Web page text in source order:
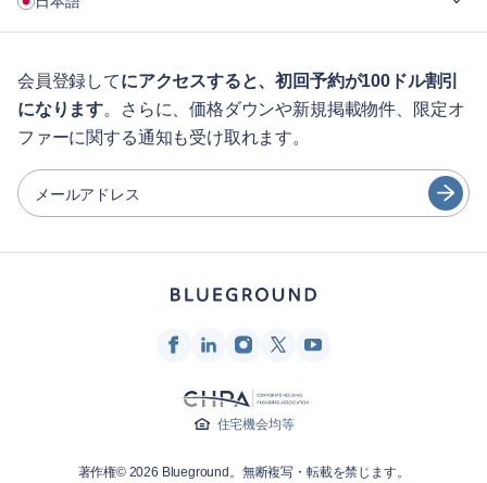
企業向け
ゲスト向け特典サービス
シティガイド
パートナー
家具レンタル事業者
インフルエンサー＆アフィリエイト
English
Português
Español
会員登録してにアクセスすると、初回予約が100ドル割引
になります。さらに、価格ダウンや新規掲載物件、限定オ
ファーに関する通知も受け取れます。
メールアドレス
住宅機会均等
著作権© 2026 Blueground。無断複写・転載を禁じます。